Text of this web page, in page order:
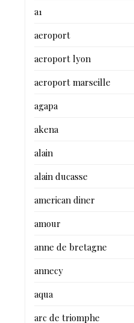
a1
aeroport
aeroport lyon
aeroport marseille
agapa
akena
alain
alain ducasse
american diner
amour
anne de bretagne
annecy
aqua
arc de triomphe